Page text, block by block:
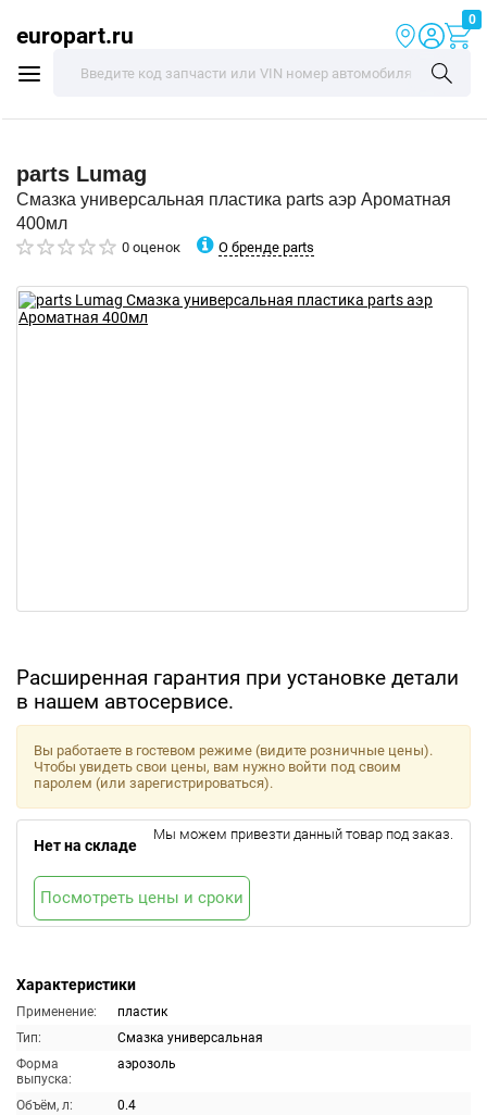
europart.ru
0
parts Lumag
Смазка универсальная пластика parts аэр Ароматная
400мл
0 оценок О бренде parts
Расширенная гарантия при установке детали
в нашем автосервисе.
Характеристики
Применение:
пластик
Тип:
Смазка универсальная
Форма
выпуска:
аэрозоль
Объём, л:
0.4
Вы работаете в гостевом режиме (видите розничные цены).
Чтобы увидеть свои цены, вам нужно войти под своим
паролем (или зарегистрироваться).
Нет на складе
Мы можем привезти данный товар под заказ.
Посмотреть цены и сроки